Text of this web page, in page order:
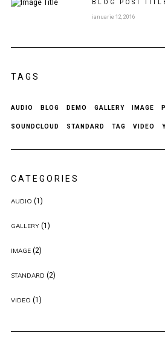
BLOG POST
ianuarie 12, 2016
TAGS
AUDIO BLOG DEMO GALLERY IMAGE
SOUNDCLOUD STANDARD TAG VIDEO
CATEGORIES
AUDIO (1)
GALLERY(1)
IMAGE(2)
STANDARD (2)
VIDEO (1)